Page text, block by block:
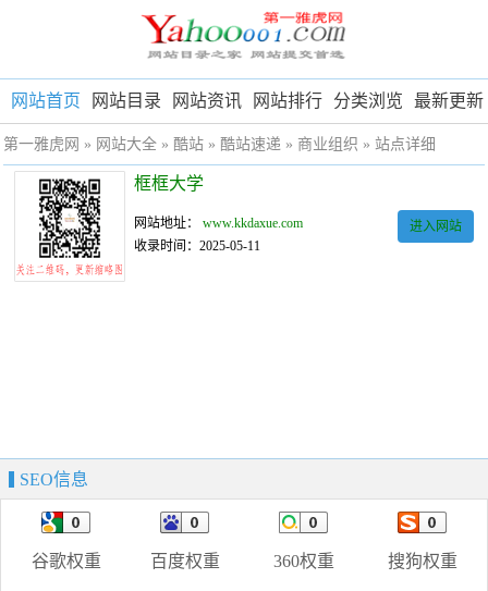
网站首页 网站目录 网站资讯 网站排行 分类浏览 最新更新
第一雅虎网 » 网站大全 » 酷站 » 酷站速递 » 商业组织 » 站点详细
框框大学
网站地址：www.kkdaxue.com
收录时间：2025-05-11
进入网站
SEO信息
谷歌权重 百度权重 360权重 搜狗权重